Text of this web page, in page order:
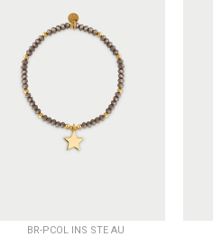
BR-PCOL INS STE AU